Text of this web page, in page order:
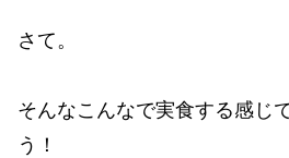
さて。
そんなこんなで実食する感じ
う！